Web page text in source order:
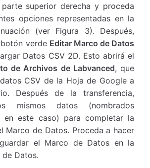
superior derecha y proceda
opciones representadas en la
(ver Figura 3). Después,
verde Editar Marco de Datos
Datos CSV 2D. Esto abrirá el
de Archivos de Labvanced, que
CSV de la Hoja de Google a
Después de la transferencia,
mismos datos (nombrados
en este caso) para completar la
Marco de Datos. Proceda a hacer
el Marco de Datos en la
Datos.